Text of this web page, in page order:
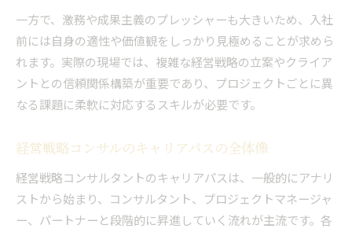
一方で、激務や成果主義のプレッシャーも大きいため、入社
前には自身の適性や価値観をしっかり見極めることが求めら
れます。実際の現場では、複雑な経営戦略の立案やクライア
ントとの信頼関係構築が重要であり、プロジェクトごとに異
なる課題に柔軟に対応するスキルが必要です。
経営戦略コンサルのキャリアパスの全体像
経営戦略コンサルタントのキャリアパスは、一般的にアナリ
ストから始まり、コンサルタント、プロジェクトマネージャ
ー、パートナーと段階的に昇進していく流れが主流です。各